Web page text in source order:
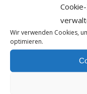
Wir verwenden Cookies,
optimieren.